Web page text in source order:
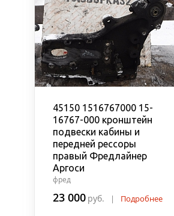
45150 1516767000 15-
16767-000 кронштейн
подвески кабины и
передней рессоры
правый Фредлайнер
Аргоси
фред
23 000 руб. | Подробнее